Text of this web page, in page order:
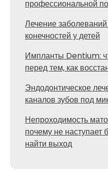
профессиональной
Лечение
конечностей у детей
Импланты Dentium:
перед тем, как
Эндодонтическое
каналов зубов под
Непроходимость
почему не наступает
найти выход